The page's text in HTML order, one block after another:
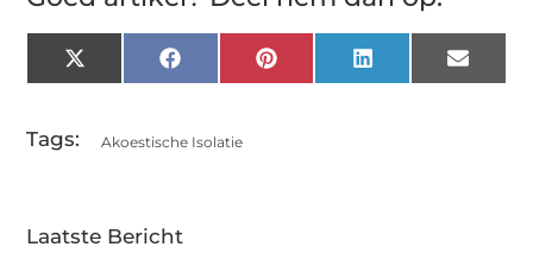
X
(Twitter)
FacebookPinterestLinkedInEmail
Tags: Akoestische Isolatie
Laatste Bericht